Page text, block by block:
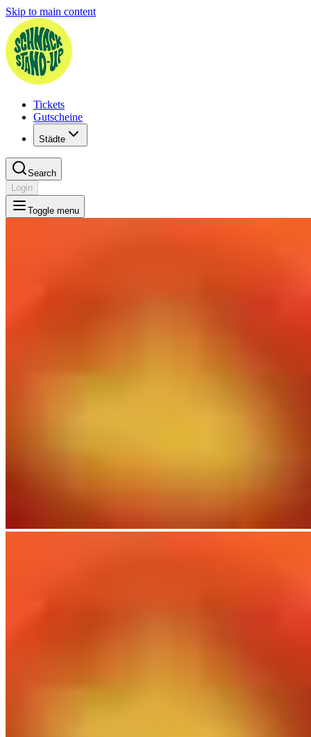
Skip to main content
Tickets
Gutscheine
Städte
Search
Login
Toggle menu